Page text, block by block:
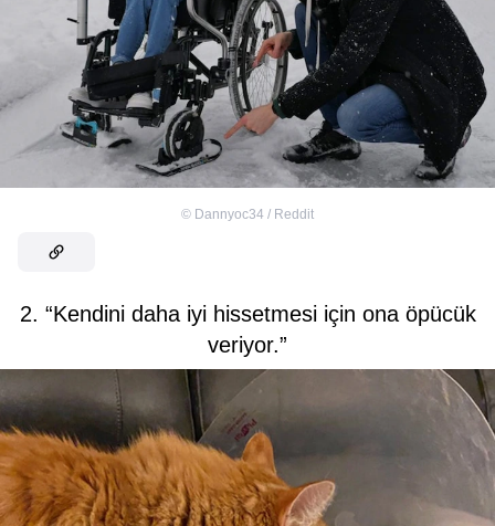
© Dannyoc34 / Reddit
2. “Kendini daha iyi hissetmesi için ona öpücük
veriyor.”